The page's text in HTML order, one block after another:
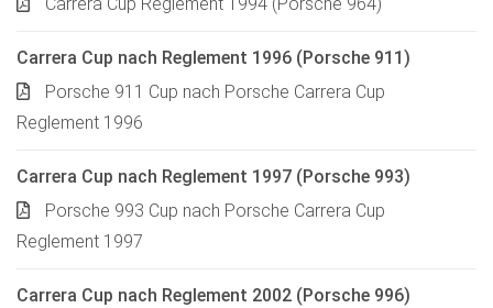
Carrera Cup Reglement 1994 (Porsche 964)
Carrera Cup nach Reglement 1996 (Porsche 911)
Porsche 911 Cup nach Porsche Carrera Cup
Reglement 1996
Carrera Cup nach Reglement 1997 (Porsche 993)
Porsche 993 Cup nach Porsche Carrera Cup
Reglement 1997
Carrera Cup nach Reglement 2002 (Porsche 996)